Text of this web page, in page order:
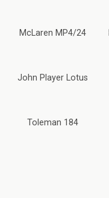
McLaren MP4/24
John Player Lotus
Toleman 184